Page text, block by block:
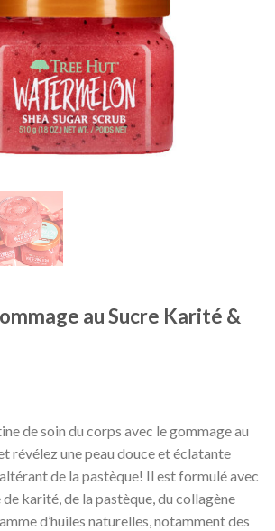
au Sucre Karité &
de soin du corps avec le gommage au
révélez une peau douce et éclatante
de la pastèque! Il est formulé avec
karité, de la pastèque, du collagène
d’huiles naturelles, notamment des